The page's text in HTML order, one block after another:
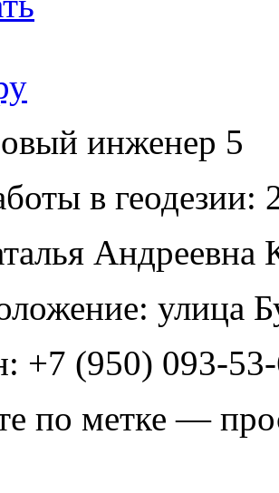
инженер 5
в геодезии:
Андреевна
улица
+7 (950) 093-
по метке —